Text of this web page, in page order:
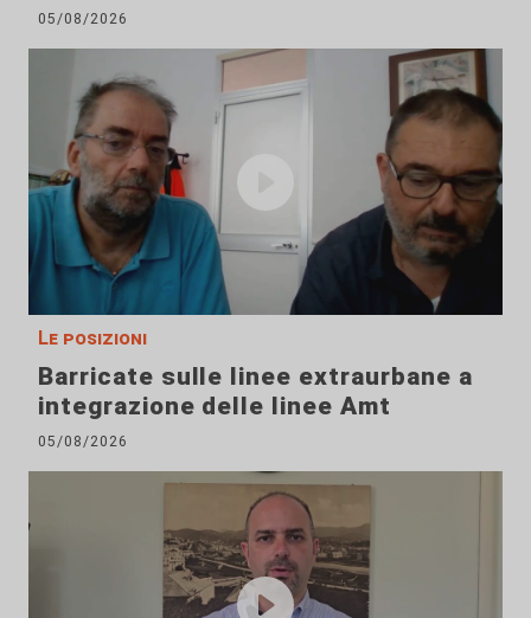
05/08/2026
Le posizioni
Barricate sulle linee extraurbane a
integrazione delle linee Amt
05/08/2026